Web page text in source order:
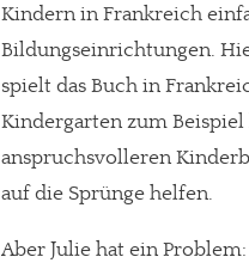
JETZT SPENDEN
Kindern in Frankreich
Bildungseinrichtungen.
spielt das Buch in
Kindergarten zum
anspruchsvolleren
auf die Sprünge helfen.
Aber Julie hat ein